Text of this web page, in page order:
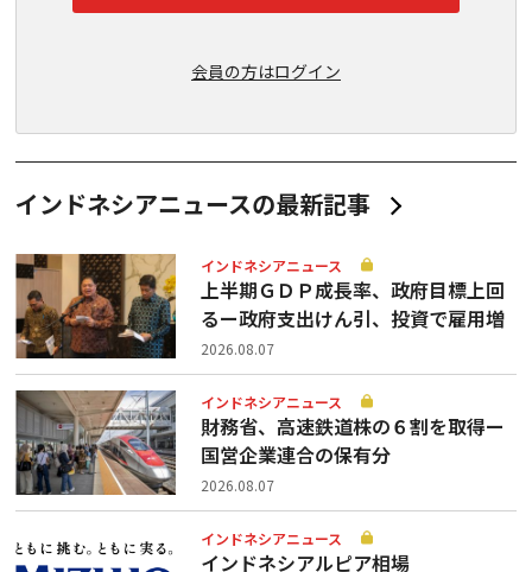
会員の方はログイン
インドネシアニュースの最新記事
インドネシアニュース
上半期ＧＤＰ成長率、政府目標上回
るー政府支出けん引、投資で雇用増
2026.08.07
インドネシアニュース
財務省、高速鉄道株の６割を取得ー
国営企業連合の保有分
2026.08.07
インドネシアニュース
インドネシアルピア相場